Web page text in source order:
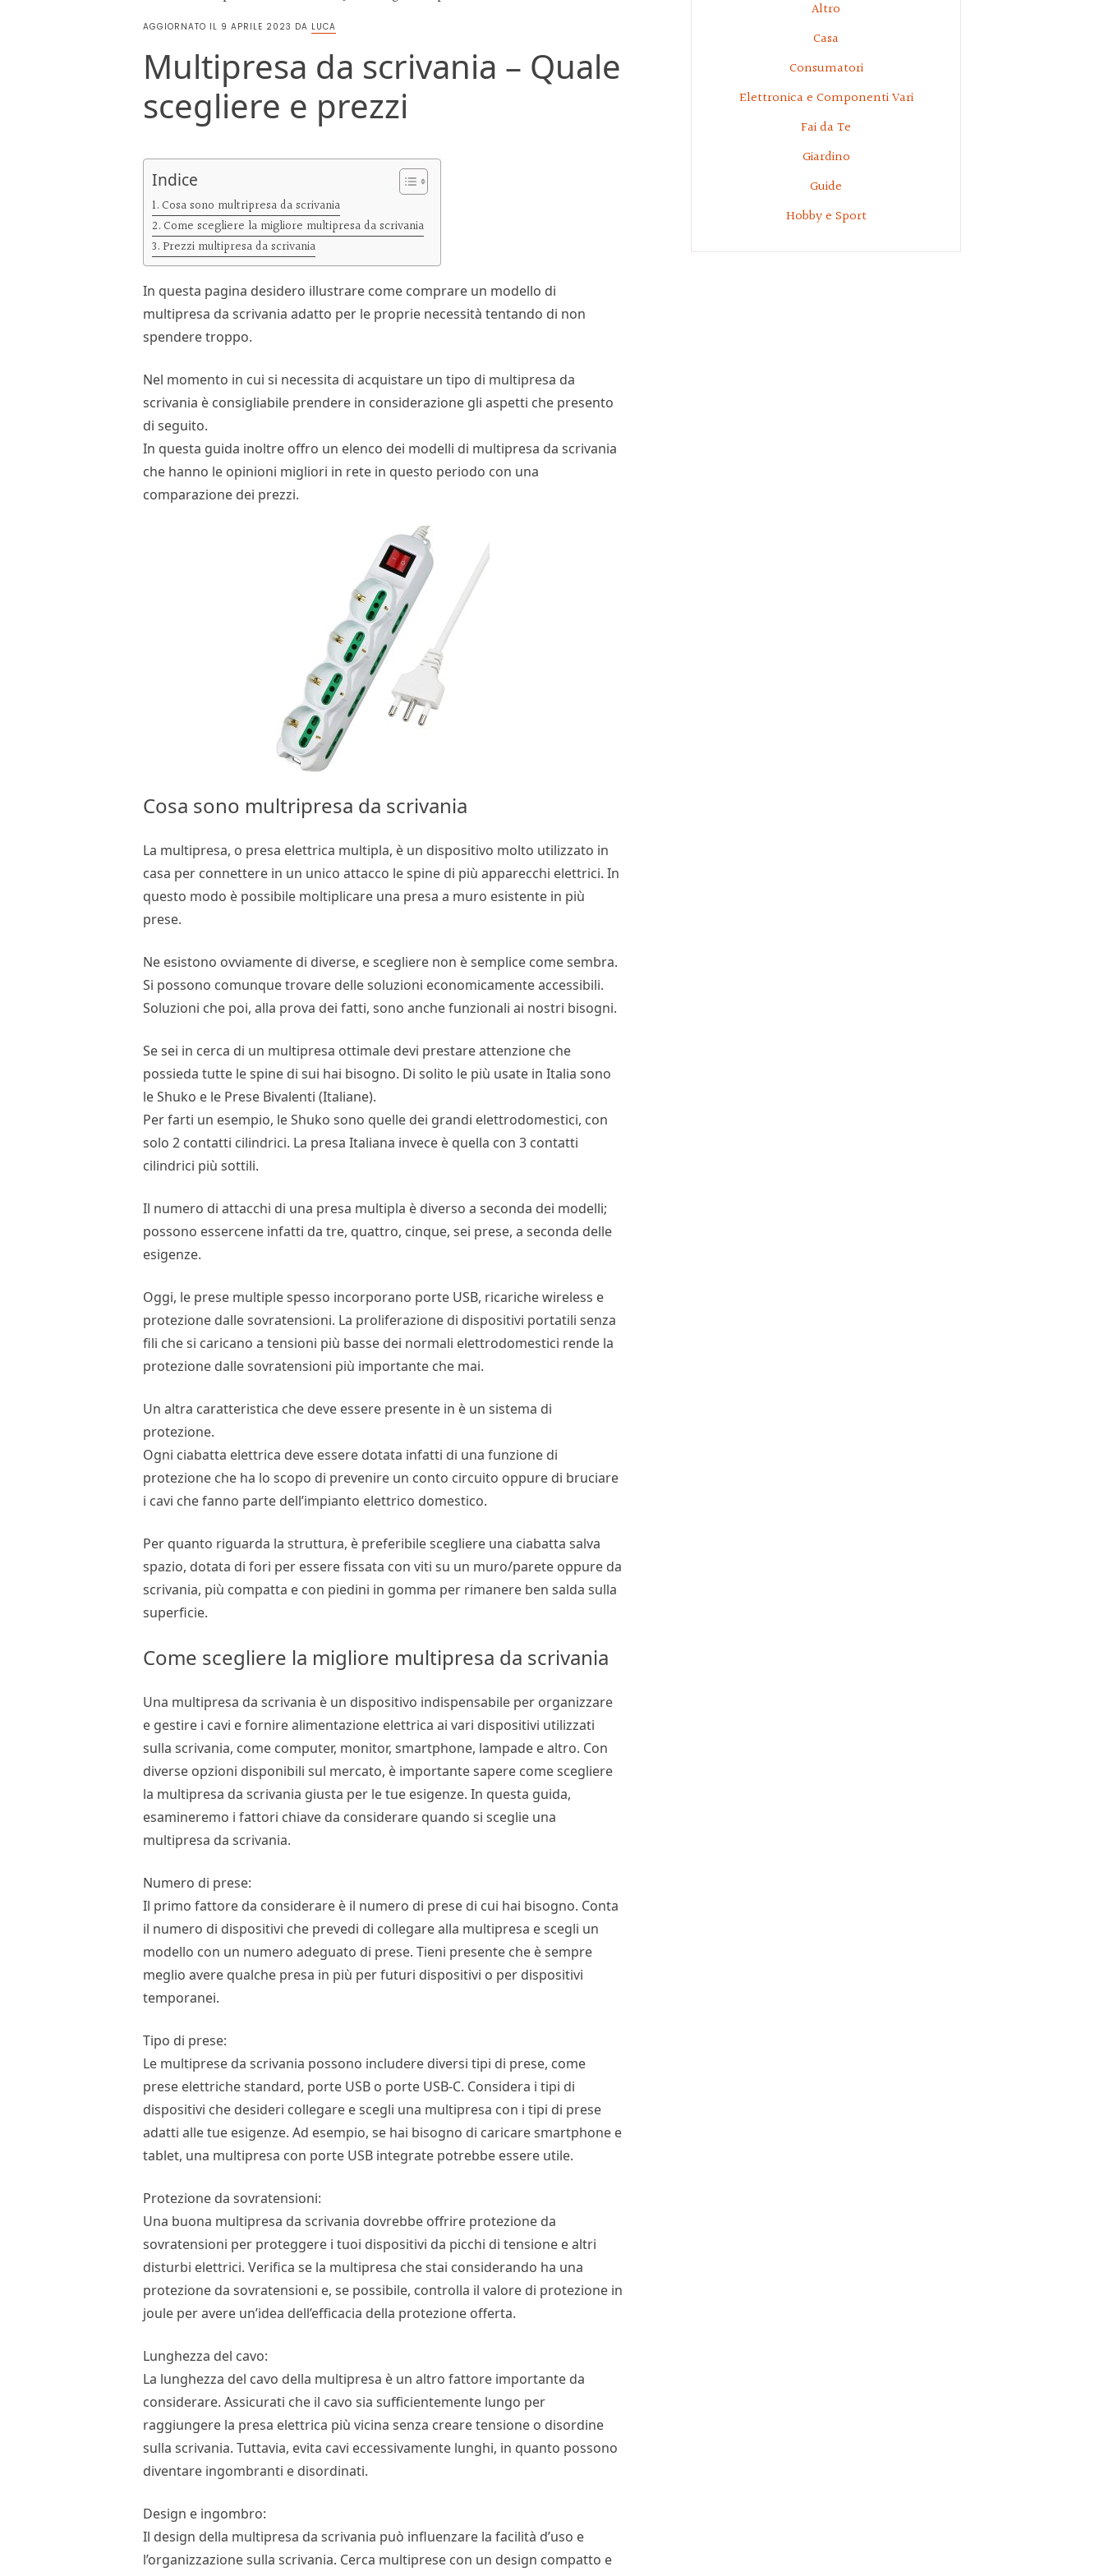
AGGIORNATO IL 9 APRILE 2023 DA LUCA
Multipresa da scrivania – Quale
scegliere e prezzi
Indice
Cosa sono multripresa da scrivania
Come scegliere la migliore multipresa da scrivania
Prezzi multipresa da scrivania
In questa pagina desidero illustrare come comprare un modello di
multipresa da scrivania adatto per le proprie necessità tentando di non
spendere troppo.
Nel momento in cui si necessita di acquistare un tipo di multipresa da
scrivania è consigliabile prendere in considerazione gli aspetti che presento
di seguito.
In questa guida inoltre offro un elenco dei modelli di multipresa da scrivania
che hanno le opinioni migliori in rete in questo periodo con una
comparazione dei prezzi.
Cosa sono multripresa da scrivania
La multipresa, o presa elettrica multipla, è un dispositivo molto utilizzato in
casa per connettere in un unico attacco le spine di più apparecchi elettrici. In
questo modo è possibile moltiplicare una presa a muro esistente in più
prese.
Ne esistono ovviamente di diverse, e scegliere non è semplice come sembra.
Si possono comunque trovare delle soluzioni economicamente accessibili.
Soluzioni che poi, alla prova dei fatti, sono anche funzionali ai nostri bisogni.
Se sei in cerca di un multipresa ottimale devi prestare attenzione che
possieda tutte le spine di sui hai bisogno. Di solito le più usate in Italia sono
le Shuko e le Prese Bivalenti (Italiane).
Per farti un esempio, le Shuko sono quelle dei grandi elettrodomestici, con
solo 2 contatti cilindrici. La presa Italiana invece è quella con 3 contatti
cilindrici più sottili.
Il numero di attacchi di una presa multipla è diverso a seconda dei modelli;
possono essercene infatti da tre, quattro, cinque, sei prese, a seconda delle
esigenze.
Oggi, le prese multiple spesso incorporano porte USB, ricariche wireless e
protezione dalle sovratensioni. La proliferazione di dispositivi portatili senza
fili che si caricano a tensioni più basse dei normali elettrodomestici rende la
protezione dalle sovratensioni più importante che mai.
Un altra caratteristica che deve essere presente in è un sistema di
protezione.
Ogni ciabatta elettrica deve essere dotata infatti di una funzione di
protezione che ha lo scopo di prevenire un conto circuito oppure di bruciare
i cavi che fanno parte dell’impianto elettrico domestico.
Per quanto riguarda la struttura, è preferibile scegliere una ciabatta salva
spazio, dotata di fori per essere fissata con viti su un muro/parete oppure da
scrivania, più compatta e con piedini in gomma per rimanere ben salda sulla
superficie.
Come scegliere la migliore multipresa da scrivania
Una multipresa da scrivania è un dispositivo indispensabile per organizzare
e gestire i cavi e fornire alimentazione elettrica ai vari dispositivi utilizzati
sulla scrivania, come computer, monitor, smartphone, lampade e altro. Con
diverse opzioni disponibili sul mercato, è importante sapere come scegliere
la multipresa da scrivania giusta per le tue esigenze. In questa guida,
esamineremo i fattori chiave da considerare quando si sceglie una
multipresa da scrivania.
Numero di prese:
Il primo fattore da considerare è il numero di prese di cui hai bisogno. Conta
il numero di dispositivi che prevedi di collegare alla multipresa e scegli un
modello con un numero adeguato di prese. Tieni presente che è sempre
meglio avere qualche presa in più per futuri dispositivi o per dispositivi
temporanei.
Tipo di prese:
Le multiprese da scrivania possono includere diversi tipi di prese, come
prese elettriche standard, porte USB o porte USB-C. Considera i tipi di
dispositivi che desideri collegare e scegli una multipresa con i tipi di prese
adatti alle tue esigenze. Ad esempio, se hai bisogno di caricare smartphone e
tablet, una multipresa con porte USB integrate potrebbe essere utile.
Protezione da sovratensioni:
Una buona multipresa da scrivania dovrebbe offrire protezione da
sovratensioni per proteggere i tuoi dispositivi da picchi di tensione e altri
disturbi elettrici. Verifica se la multipresa che stai considerando ha una
protezione da sovratensioni e, se possibile, controlla il valore di protezione in
joule per avere un’idea dell’efficacia della protezione offerta.
Lunghezza del cavo:
La lunghezza del cavo della multipresa è un altro fattore importante da
considerare. Assicurati che il cavo sia sufficientemente lungo per
raggiungere la presa elettrica più vicina senza creare tensione o disordine
sulla scrivania. Tuttavia, evita cavi eccessivamente lunghi, in quanto possono
diventare ingombranti e disordinati.
Design e ingombro:
Il design della multipresa da scrivania può influenzare la facilità d’uso e
l’organizzazione sulla scrivania. Cerca multiprese con un design compatto e
Altro
Casa
Consumatori
Elettronica e Componenti Vari
Fai da Te
Giardino
Guide
Hobby e Sport